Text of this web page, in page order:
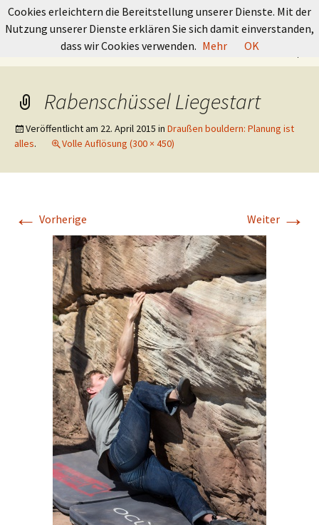
GRUNDKURS BOULDERN
Springe
nach:
Rabenschüssel Liegestart
Veröffentlicht am 22. April 2015 in Draußen bouldern: Planung ist
alles. Volle Auflösung (300 × 450)
← Vorherige Weiter →
Cookies erleichtern die Bereitstellung unserer Dienste. Mit der
Nutzung unserer Dienste erklären Sie sich damit einverstanden,
dass wir Cookies verwenden. Mehr OK